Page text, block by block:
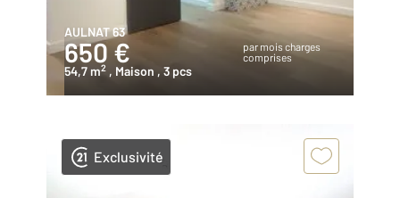
AULNAT 63
650 €
par mois charges
comprises
54,7 m2 , Maison , 3 pcs
Exclusivité